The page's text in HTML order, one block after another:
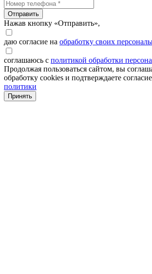
Отправить
Нажав кнопку «Отправить»,
даю согласие на обработку своих
соглашаюсь с политикой обработки
Продолжая пользоваться сайтом, вы
обработку cookies и подтверждаете
политики
Принять